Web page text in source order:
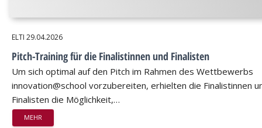
ELTI 29.04.2026
Pitch-Training für die Finalistinnen und Finalisten
Um sich optimal auf den Pitch im Rahmen des Wettbewerbs
innovation@school vorzubereiten, erhielten die Finalistinnen
Finalisten die Möglichkeit,…
MEHR